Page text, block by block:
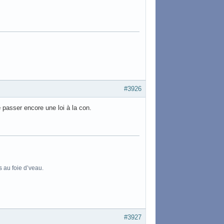
#3926
encore une loi à la con.
foie d’veau.
#3927